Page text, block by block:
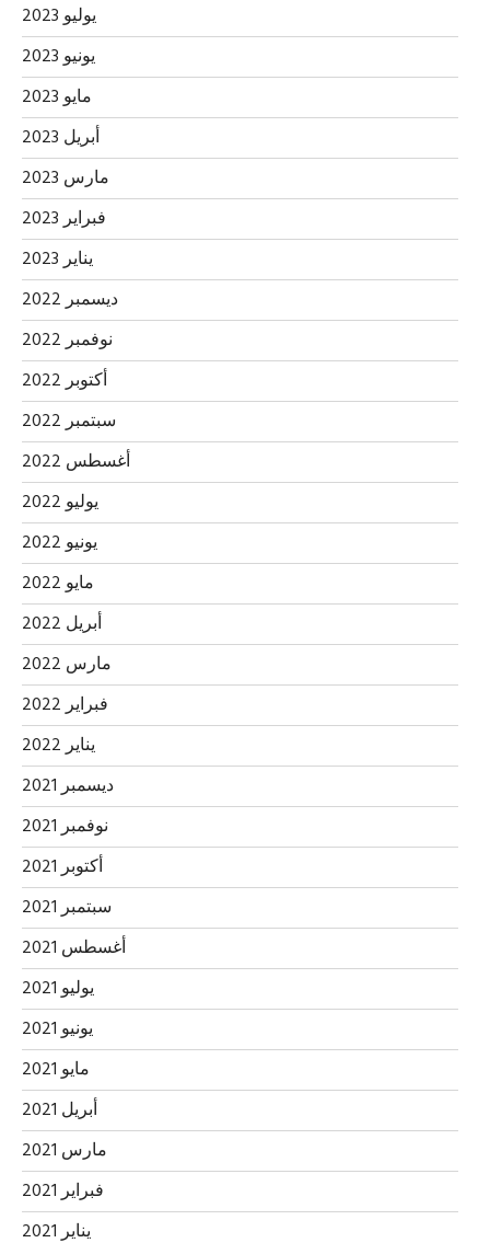
يوليو 2023
يونيو 2023
مايو 2023
أبريل 2023
مارس 2023
فبراير 2023
يناير 2023
ديسمبر 2022
نوفمبر 2022
أكتوبر 2022
سبتمبر 2022
أغسطس 2022
يوليو 2022
يونيو 2022
مايو 2022
أبريل 2022
مارس 2022
فبراير 2022
يناير 2022
ديسمبر 2021
نوفمبر 2021
أكتوبر 2021
سبتمبر 2021
أغسطس 2021
يوليو 2021
يونيو 2021
مايو 2021
أبريل 2021
مارس 2021
فبراير 2021
يناير 2021